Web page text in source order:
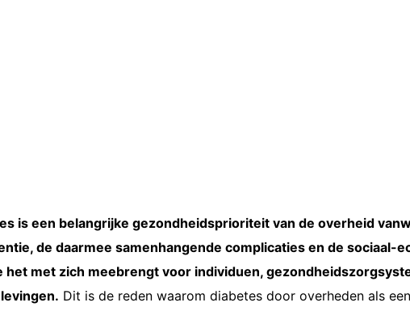
is een belangrijke gezondheidsprioriteit van de overheid
de daarmee samenhangende complicaties en de sociaal-
het met zich meebrengt voor individuen,
Dit is de reden waarom diabetes door overheden als